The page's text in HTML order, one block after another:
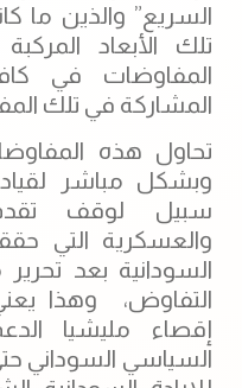
السريع” والذين ما
تلك الأبعاد
المفاوضات في
المشاركة في تلك
تحاول هذه
وبشكل مباشر
سبيل لوقف
والعسكرية التي
السودانية بعد تحرير
التفاوض، وهذا
إقصاء مليشيا
السياسي السوداني